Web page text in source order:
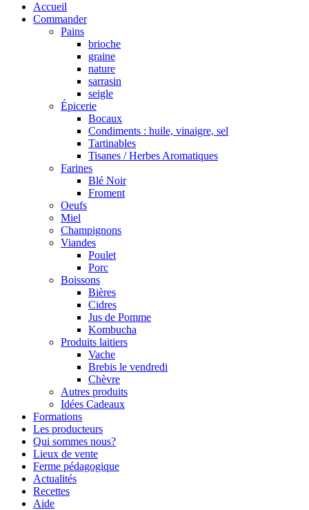
Accueil
Commander
Pains
brioche
graine
nature
sarrasin
seigle
Épicerie
Bocaux
Condiments : huile, vinaigre, sel
Tartinables
Tisanes / Herbes Aromatiques
Farines
Blé Noir
Froment
Oeufs
Miel
Champignons
Viandes
Poulet
Porc
Boissons
Bières
Cidres
Jus de Pomme
Kombucha
Produits laitiers
Vache
Brebis le vendredi
Chèvre
Autres produits
Idées Cadeaux
Formations
Les producteurs
Qui sommes nous?
Lieux de vente
Ferme pédagogique
Actualités
Recettes
Aide